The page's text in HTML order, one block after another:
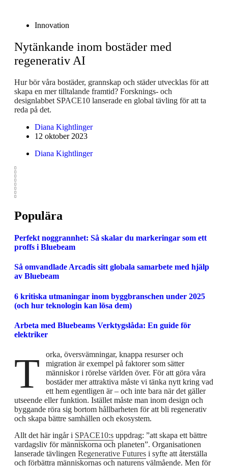
Innovation
Nytänkande inom bostäder med
regenerativ AI
Hur bör våra bostäder, grannskap och städer utvecklas för att
skapa en mer tilltalande framtid? Forsknings- och
designlabbet SPACE10 lanserade en global tävling för att ta
reda på det.
Diana Kightlinger
12 oktober 2023
Diana Kightlinger
Populära
Perfekt noggrannhet: Så skalar du markeringar som ett
proffs i Bluebeam
Så omvandlade Arcadis sitt globala samarbete med hjälp
av Bluebeam
6 kritiska utmaningar inom byggbranschen under 2025
(och hur teknologin kan lösa dem)
Arbeta med Bluebeams Verktygslåda: En guide för
elektriker
Torka, översvämningar, knappa resurser och
migration är exempel på faktorer som sätter
människor i rörelse världen över. För att göra våra
bostäder mer attraktiva måste vi tänka nytt kring vad
ett hem egentligen är – och inte bara när det gäller
utseende eller funktion. Istället måste man inom design och
byggande röra sig bortom hållbarheten för att bli regenerativ
och skapa bättre samhällen och ekosystem.
Allt det här ingår i SPACE10:s uppdrag: ”att skapa ett bättre
vardagsliv för människorna och planeten”. Organisationen
lanserade tävlingen Regenerative Futures i syfte att återställa
och förbättra människornas och naturens välmående. Men för